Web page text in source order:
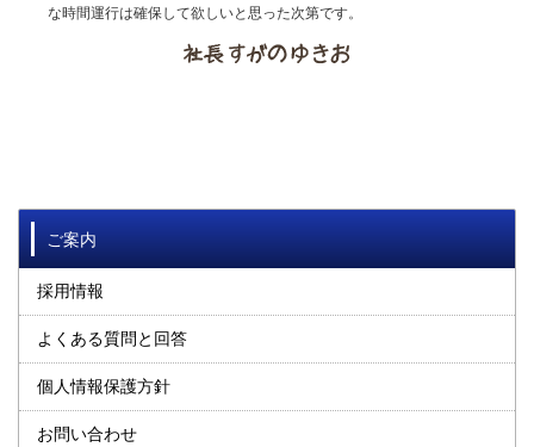
な時間運行は確保して欲しいと思った次第です。
ご案内
採用情報
よくある質問と回答
個人情報保護方針
お問い合わせ